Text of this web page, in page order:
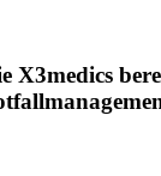
X3medics